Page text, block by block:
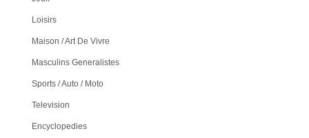
Loisirs
Maison / Art De Vivre
Masculins Generalistes
Sports / Auto / Moto
Television
Encyclopedies